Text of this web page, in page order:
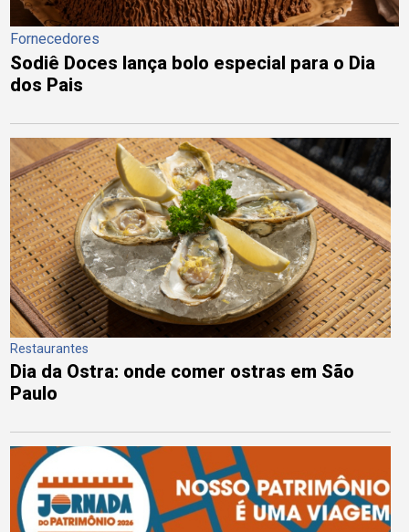
Fornecedores
Sodiê Doces lança bolo especial para o Dia
dos Pais
Restaurantes
Dia da Ostra: onde comer ostras em São
Paulo